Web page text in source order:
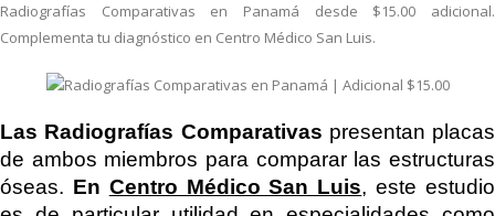
Radiografías Comparativas en Panamá desde $15.00 adicional.
Complementa tu diagnóstico en Centro Médico San Luis.
Las Radiografías Comparativas presentan placas
de ambos miembros para comparar las estructuras
óseas. En Centro Médico San Luis, este estudio